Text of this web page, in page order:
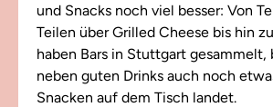
und Snacks noch viel besser: Von
Teilen über Grilled Cheese bis hin
haben Bars in Stuttgart gesammelt,
neben guten Drinks auch noch
Snacken auf dem Tisch landet.